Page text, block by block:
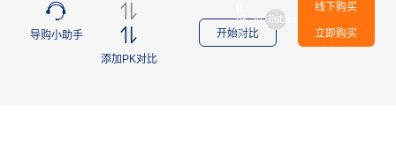
导购小助手
添加PK对比
开始对比
pk_id_list.length
}}
立即购买
线下购买